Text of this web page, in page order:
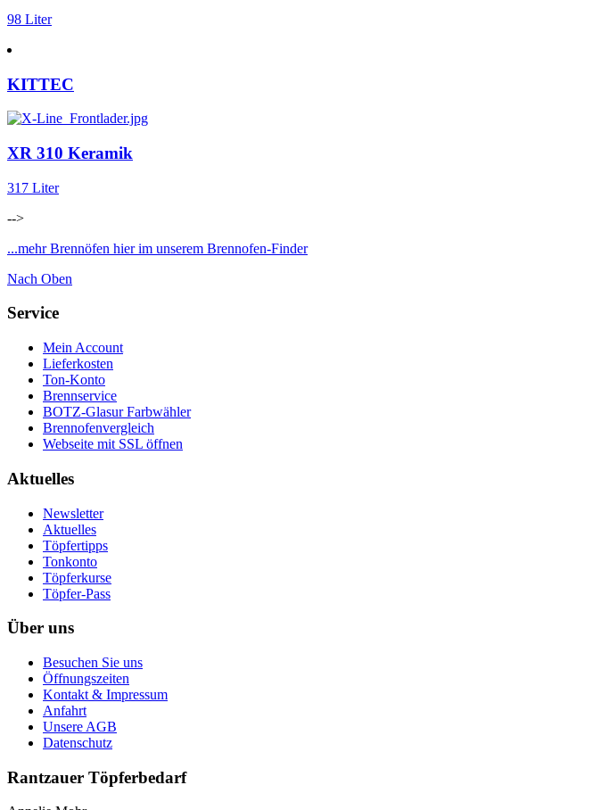
98 Liter
KITTEC
XR 310 Keramik
317 Liter
-->
...mehr Brennöfen hier im unserem Brennofen-Finder
Nach Oben
Service
Mein Account
Lieferkosten
Ton-Konto
Brennservice
BOTZ-Glasur Farbwähler
Brennofenvergleich
Webseite mit SSL öffnen
Aktuelles
Newsletter
Aktuelles
Töpfertipps
Tonkonto
Töpferkurse
Töpfer-Pass
Über uns
Besuchen Sie uns
Öffnungszeiten
Kontakt & Impressum
Anfahrt
Unsere AGB
Datenschutz
Rantzauer Töpferbedarf